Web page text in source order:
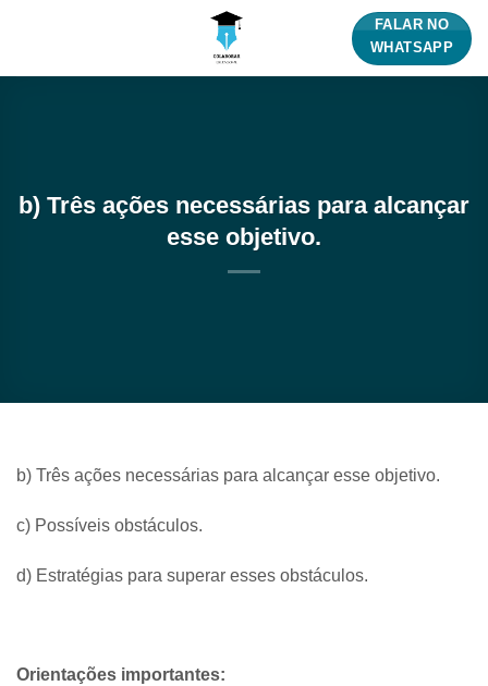
FALAR NO
WHATSAPP
b) Três ações necessárias para alcançar
esse objetivo.
b) Três ações necessárias para alcançar esse objetivo.
c) Possíveis obstáculos.
d) Estratégias para superar esses obstáculos.
​Orientações importantes: